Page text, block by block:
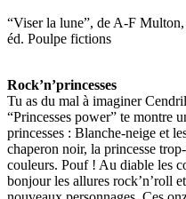
“Viser la lune”, de A-F Multon,
éd. Poulpe fictions
Rock’n’princesses
Tu as du mal à imaginer
“Princesses power” te montre
princesses : Blanche-neige et
chaperon noir, la princesse
couleurs. Pouf ! Au diable les
bonjour les allures rock’n’roll